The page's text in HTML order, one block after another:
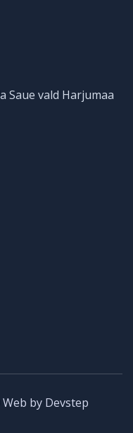
Saue vald Harjumaa
by Devstep